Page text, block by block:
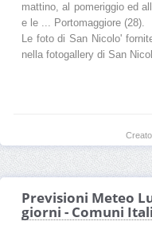
mattino, al pomeriggio ed
e le ... Portomaggiore (28).
Le foto di San Nicolo'
nella fotogallery di San
Previsioni Meteo
giorni - Comuni